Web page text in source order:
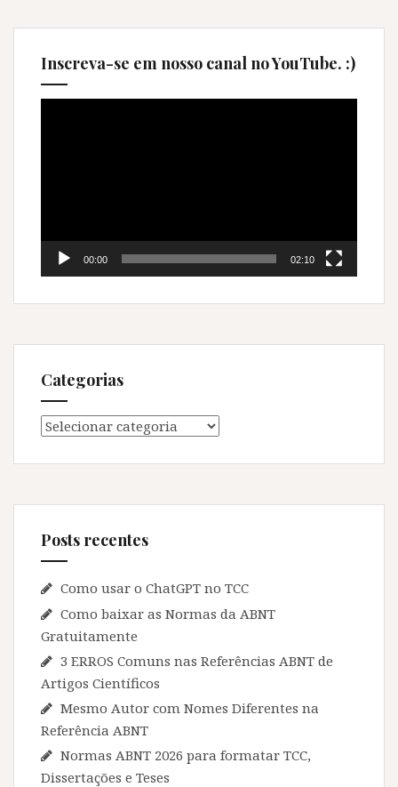
Inscreva-se em nosso canal no YouTube. :)
00:00 02:10
Categorias
Categorias
Posts recentes
Como usar o ChatGPT no TCC
Como baixar as Normas da ABNT
Gratuitamente
3 ERROS Comuns nas Referências ABNT de
Artigos Científicos
Mesmo Autor com Nomes Diferentes na
Referência ABNT
Normas ABNT 2026 para formatar TCC,
Dissertações e Teses